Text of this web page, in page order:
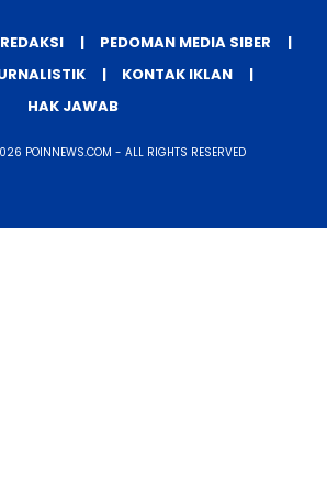
editorekbis@gmail.com